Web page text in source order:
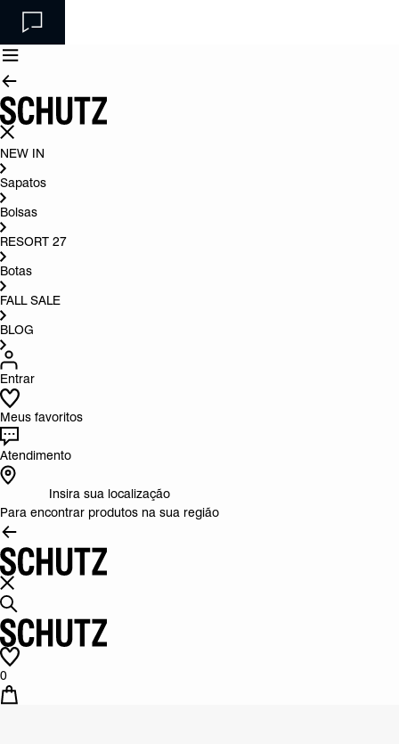
NEW IN
Sapatos
Bolsas
RESORT 27
Botas
FALL SALE
BLOG
Entrar
Meus favoritos
Atendimento
Insira sua localização
Para encontrar produtos na sua região
0